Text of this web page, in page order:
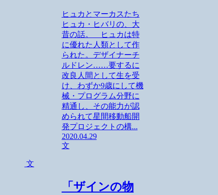
ヒュカとマーカスたち
ヒュカ・ヒバリの、大
昔の話。 ヒュカは特
に優れた人類として作
られた。デザイナーチ
ルドレン……要するに
改良人間として生を受
け、わずか9歳にして機
械・プログラム分野に
精通し、その能力が認
められて星間移動船開
発プロジェクトの構...
2020.04.29
文
文
「ザインの物